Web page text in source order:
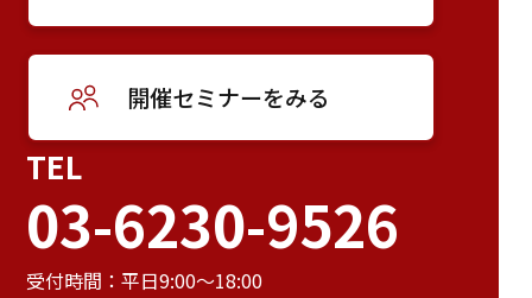
開催セミナーをみる
TEL
03-6230-9526
受付時間：平日9:00～18:00